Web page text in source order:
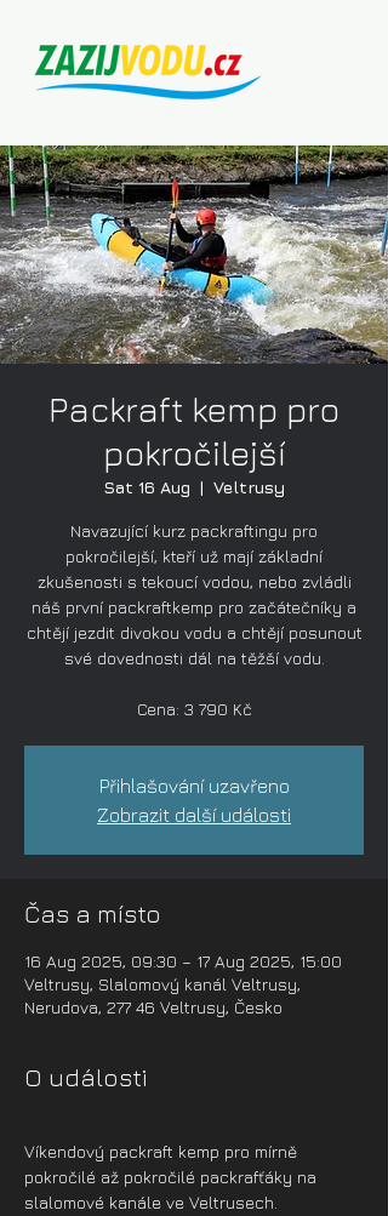
Packraft kemp pro
pokročilejší
Sat 16 Aug
  |
Veltrusy
Navazující kurz packraftingu pro
pokročilejší, kteří už mají základní
zkušenosti s tekoucí vodou, nebo zvládli
náš první packraftkemp pro začátečníky a
chtějí jezdit divokou vodu a chtějí posunout
své dovednosti dál na těžší vodu.
Cena: 3 790 Kč
Přihlašování uzavřeno
Zobrazit další události
Čas a místo
16 Aug 2025, 09:30 – 17 Aug 2025, 15:00
Veltrusy, Slalomový kanál Veltrusy,
Nerudova, 277 46 Veltrusy, Česko
O události
Víkendový packraft kemp pro mírně
pokročilé až pokročilé packrafťáky na
slalomové kanále ve Veltrusech.